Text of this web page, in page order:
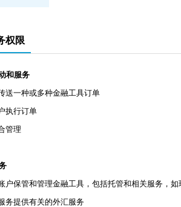
权限
和服务
送一种或多种金融工具订单
执行订单
管理
户保管和管理金融工具，包括托管和相关服务，
务提供有关的外汇服务